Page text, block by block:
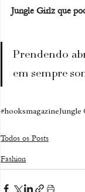
Jungle Girlz que
Prendendo
em sempre
#hooksmagazineJungle
Todos os Posts
Fashion